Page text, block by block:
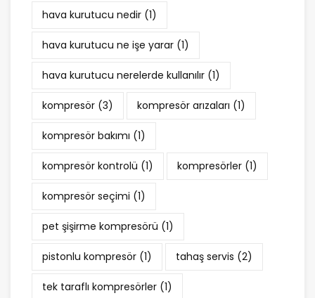
hava kurutucu nedir (1)
hava kurutucu ne işe yarar (1)
hava kurutucu nerelerde kullanılır (1)
kompresör (3) kompresör arızaları (1)
kompresör bakımı (1)
kompresör kontrolü (1) kompresörler (1)
kompresör seçimi (1)
pet şişirme kompresörü (1)
pistonlu kompresör (1) tahaş servis (2)
tek taraflı kompresörler (1)